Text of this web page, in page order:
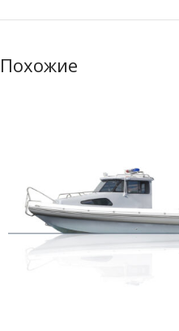
Похожие